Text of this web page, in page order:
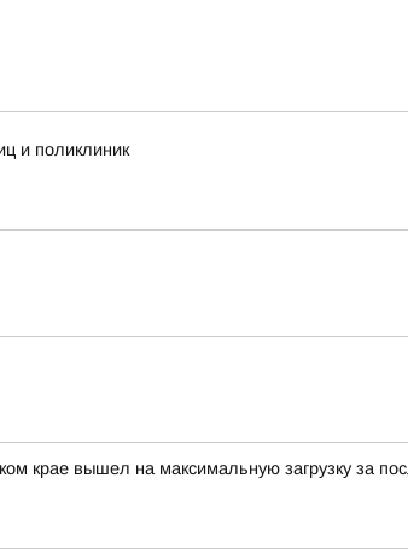
и поликлиник
крае вышел на максимальную загрузку за